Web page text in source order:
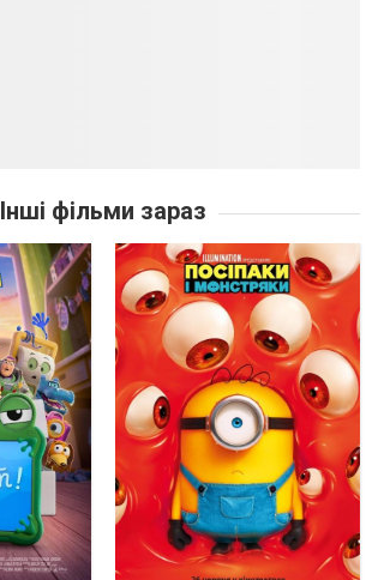
Інші фільми зараз